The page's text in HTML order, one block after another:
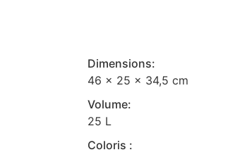
Dimensions:
46 x 25 x 34,5 cm
Volume:
25 L
Coloris :